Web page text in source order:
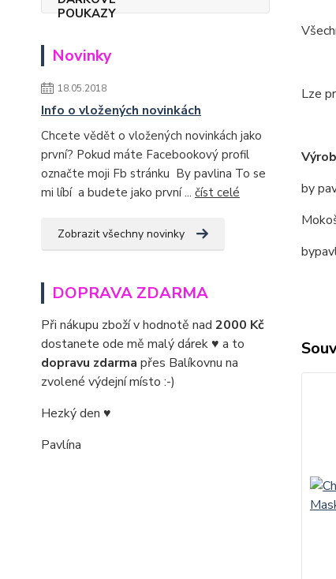
Novinky
18.05.2018
Info o vložených novinkách
Chcete vědět o vložených novinkách jako
první? Pokud máte Facebookový profil
označte moji Fb stránku By pavlina To se
mi líbí a budete jako první ... číst celé
Zobrazit všechny novinky
DOPRAVA ZDARMA
Při nákupu zboží v hodnotě nad 2000 Kč
dostanete ode mě malý dárek ♥ a to
dopravu zdarma přes Balíkovnu na
zvolené výdejní místo :-)
Hezký den ♥
Pavlína
Lze
by